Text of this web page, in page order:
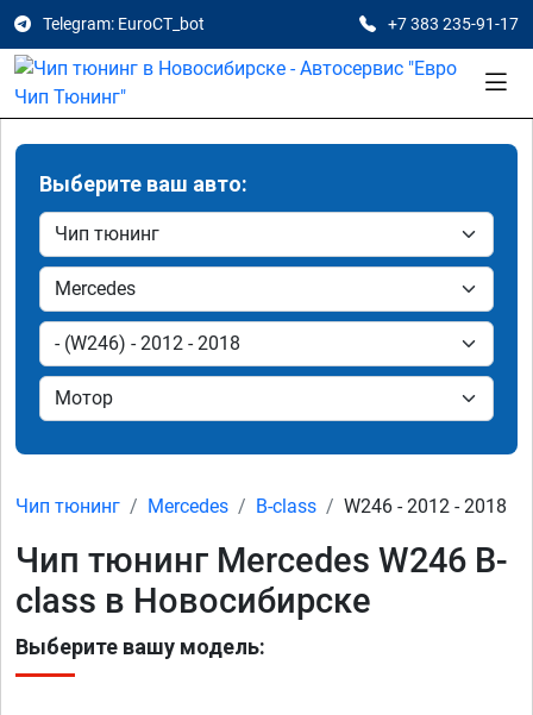
Telegram: EuroCT_bot +7 383 235-91-17
Выберите ваш авто:
Чип тюнинг Mercedes B-class W246 - 2012 - 2018
Чип тюнинг Mercedes W246 B-
class в Новосибирске
Выберите вашу модель: